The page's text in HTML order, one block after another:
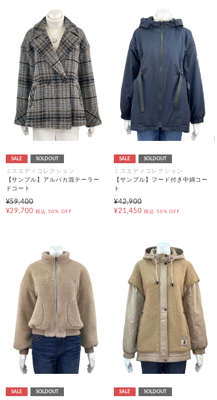
SALE SOLDOUT
ミスエディコレクション
【サンプル】アルパカ混テーラー
ドコート
¥59,400
¥29,700 税込 50% OFF
SALE SOLDOUT
ミスエディコレクション
【サンプル】フード付き中綿コー
ト
¥42,900
¥21,450 税込 50% OFF
SALE SOLDOUT SALE SOLDOUT